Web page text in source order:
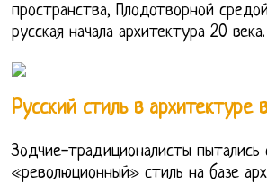
пространства, Плодотворной
русская начала архитектура 20
Русский стиль в архитектуре
Зодчие-традиционалисты пытались
«революционный» стиль на базе